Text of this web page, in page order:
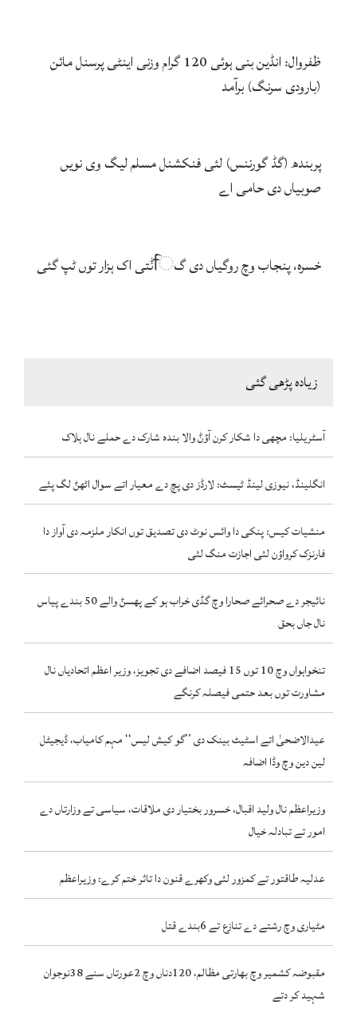
ظفروال: انڈین بنی ہوئی 120 گرام وزنی اینٹی پرسنل مائن
(بارودی سرنگ) برآمد
پربندھ (گڈ گورننس) لئی فنکشنل مسلم لیگ وی نویں
صوبیاں دی حامی اے
خسرہ، پنجاب وچ روگیاں دی گਿݨتی اک ہزار توں ٹپ گئی
زیادہ پڑھی گئی
آسٹریلیا: مچھی دا شکار کرن آؤݨ والا بندہ شارک دے حملے نال ہلاک
انگلینڈ، نیوزی لینڈ ٹیسٹ: لارڈز دی پچ دے معیار اتے سوال اٹھݨ لگ پئے
منشیات کیس: پنکی دا وائس نوٹ دی تصدیق توں انکار ملزمہ دی آواز دا
فارنزک کرواؤن لئی اجازت منگ لئی
نائیجر دے صحرائے صحارا وچ گڈی خراب ہو کے پھسݨ والے 50 بندے پیاس
نال جاں بحق
تنخواہواں وچ 10 توں 15 فیصد اضافے دی تجویز، وزیر اعظم اتحادیاں نال
مشاورت توں بعد حتمی فیصلہ کرنگے
عیدالاضحیٰ اتے اسٹیٹ بینک دی ’’گو کیش لیس‘‘ مہم کامیاب، ڈیجیٹل
لین دین وچ وڈا اضافہ
وزیراعظم نال ولید اقبال، خسرور بختیار دی ملاقات، سیاسی تے وزارتاں دے
امور تے تبادلہ خیال
عدلیہ طاقتور تے کمزور لئی وکھرے قنون دا تاثر ختم کرے: وزیراعظم
مٹیاری وچ رشتے دے تنازع تے 6بندے قتل
مقبوضہ کشمیر وچ بھارتی مظالم، 120دناں وچ 2عورتاں سنے 38نوجوان
شہید کر دتے